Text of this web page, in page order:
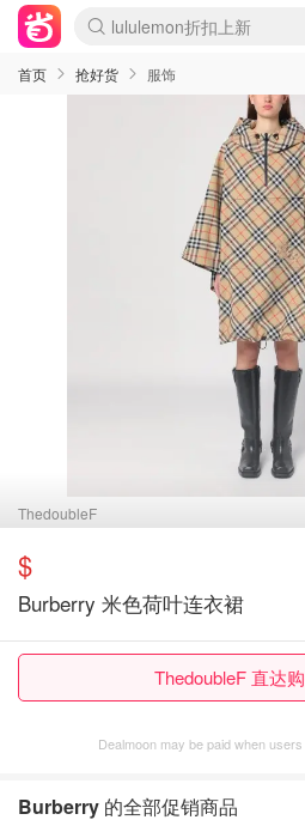
Sasa美妆护肤3.5折
SSENSE年中2.5折
FreshBeauty好价汇总
Cettire降价+叠9折
WWS Coles超市实拍
viagogo二手票捡漏
Myer超级周末
The Outnet奢牌1折起
David Jones 3折起
Flannels大牌1折
Perfumes Club护肤1折
AMIRO面罩$251
Amazon折扣汇总
eToro入金$200送$50
Amazon数码好物
ICONIC本周7.5折
ThedoubleF高奢地板价
Moose Knuckles 6折
丝芙兰5折起
EUFY摄像头$98
Selenichast首饰2折
Trip机票酒店促销
YSL送5件彩妆礼
Amazon家居好物
Amazon美妆护肤
雅漾大喷$8
过敏原检测盒$33
伊索独家赠50ml沐浴露
科颜氏高保湿面霜$29
SEALIFE海洋馆门票6折
丝塔芙大白罐$16
订阅Newsletter送香薰
Cult Beauty 6.8折
Harrods圣诞日历$525
LN-CC奢牌私促3折
d'Alba空姐喷雾$16
EVE LOM套装£56
Bernardelli独家4折
Adore Beauty 6折起
CT圣诞日历
Mytheresa奢品2.7折
Luxury Escapes 9折
Currentbody美容仪$881
MOON Garden Live
Roborock扫地机$649
Tingo Life水杯$24
Valentino官网5折
CR洗护套装$23
修丽可4件套$159
Myer彩妆2件7折
GANNI官网4.5折
Stylevana韩妆4折
Tessabit高奢8.5折
OGX洗发水$11
Amazon阿德莱德次日达
卡诗8.5折+赠礼
Philips Hue灯具8折
首页 抢好货 服饰
ThedoubleF
$
Burberry 米色荷叶连衣裙
ThedoubleF 直达
Dealmoon may be paid when
Burberry 的全部促销商品